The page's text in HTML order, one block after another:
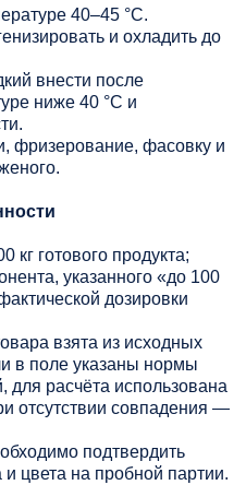
40–45 °C.
и охладить до
внести после
ниже 40 °C и
фризерование, фасовку и
кг готового продукта;
указанного «до 100
дозировки
взята из исходных
в поле указаны нормы
для расчёта использована
отсутствии совпадения —
подтвердить
цвета на пробной партии.